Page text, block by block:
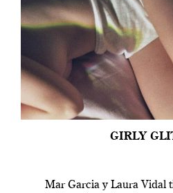
GIRLY
Mar Garcia y Laura Vidal